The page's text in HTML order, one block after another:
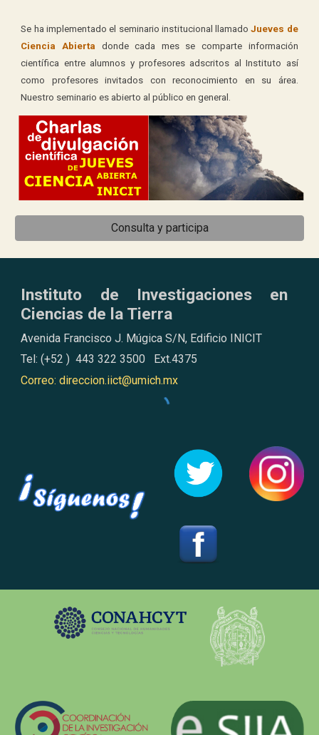
Se ha implementado el seminario institucional llamadoJueves de
Ciencia Abierta
donde cada mes se comparte información
científica entre alumnos y profesores adscritos al Instituto así
como profesores invitados con reconocimiento en su área.
Nuestro seminario es abierto al público en general.
Consulta y participa
Instituto de Investigaciones en
Ciencias de la Tierra
Avenida Francisco J. Múgica S/N, Edificio INICIT
Tel: (+52 ) 443 322 3500 Ext.4375
Correo: direccion.iict@umich.mx